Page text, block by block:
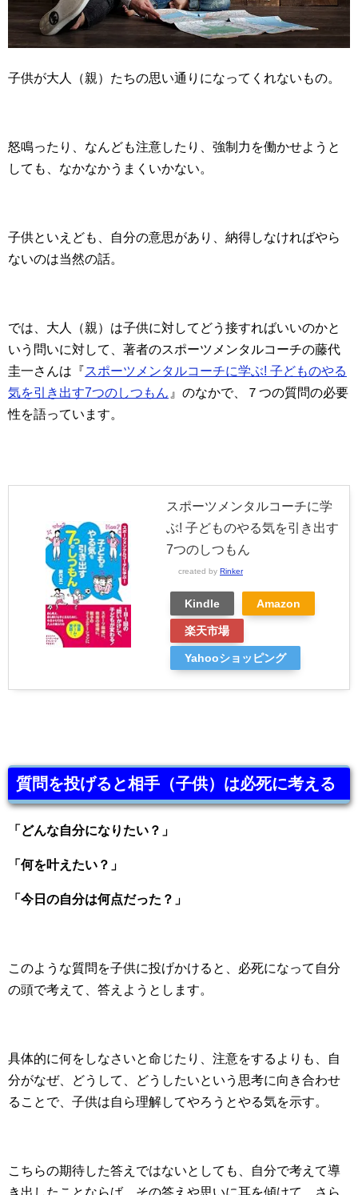
子供が大人（親）たちの思い通りになってくれないもの。
怒鳴ったり、なんども注意したり、強制力を働かせようと
しても、なかなかうまくいかない。
子供といえども、自分の意思があり、納得しなければやら
ないのは当然の話。
では、大人（親）は子供に対してどう接すればいいのかと
いう問いに対して、著者のスポーツメンタルコーチの藤代
圭一さんは『スポーツメンタルコーチに学ぶ! 子どものやる
気を引き出す7つのしつもん 』のなかで、７つの質問の必要
性を語っています。
スポーツメンタルコーチに学
ぶ! 子どものやる気を引き出す
7つのしつもん
created by Rinker
Kindle Amazon
楽天市場
Yahooショッピング
質問を投げると相手（子供）は必死に考える
「どんな自分になりたい？」
「何を叶えたい？」
「今日の自分は何点だった？」
このような質問を子供に投げかけると、必死になって自分
の頭で考えて、答えようとします。
具体的に何をしなさいと命じたり、注意をするよりも、自
分がなぜ、どうして、どうしたいという思考に向き合わせ
ることで、子供は自ら理解してやろうとやる気を示す。
こちらの期待した答えではないとしても、自分で考えて導
き出したことならば、その答えや思いに耳を傾けて、さら